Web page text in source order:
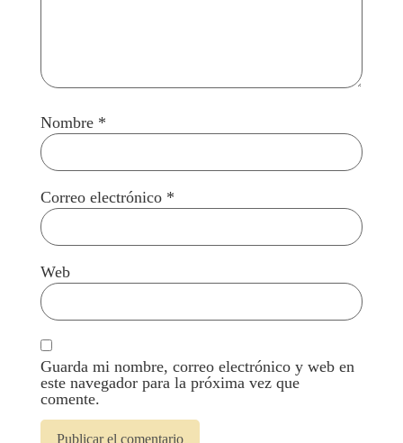
Nombre *
Correo electrónico *
Web
Guarda mi nombre, correo electrónico y web en
este navegador para la próxima vez que
comente.